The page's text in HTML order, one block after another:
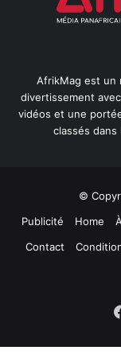
AfrikMag est un
divertissement
vidéos et une
classés dans
©
Publicité
Home
Contact